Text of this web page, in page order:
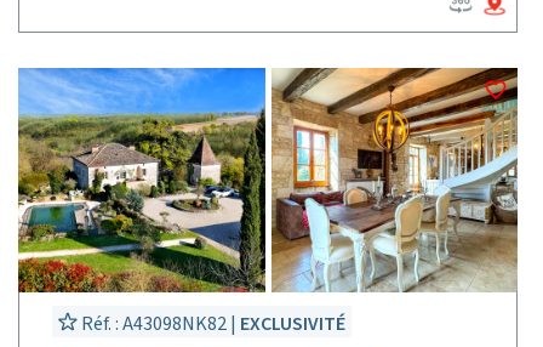
Réf. : A43098NK82 | EXCLUSIVITÉ